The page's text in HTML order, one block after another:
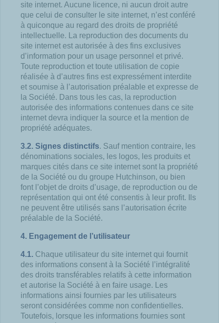
site internet. Aucune licence, ni aucun droit autre
que celui de consulter le site internet, n’est conféré
à quiconque au regard des droits de propriété
intellectuelle. La reproduction des documents du
site internet est autorisée à des fins exclusives
d’information pour un usage personnel et privé.
Toute reproduction et toute utilisation de copie
réalisée à d’autres fins est expressément interdite
et soumise à l’autorisation préalable et expresse de
la Société. Dans tous les cas, la reproduction
autorisée des informations contenues dans ce site
internet devra indiquer la source et la mention de
propriété adéquates.
3.2. Signes distinctifs. Sauf mention contraire, les
dénominations sociales, les logos, les produits et
marques cités dans ce site internet sont la propriété
de la Société ou du groupe Hutchinson, ou bien
font l’objet de droits d’usage, de reproduction ou de
représentation qui ont été consentis à leur profit. Ils
ne peuvent être utilisés sans l’autorisation écrite
préalable de la Société.
4. Engagement de l’utilisateur
4.1. Chaque utilisateur du site internet qui fournit
des informations consent à la Société l’intégralité
des droits transférables relatifs à cette information
et autorise la Société à en faire usage. Les
informations ainsi fournies par les utilisateurs
seront considérées comme non confidentielles.
Toutefois, lorsque les informations fournies sont